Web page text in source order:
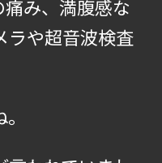
み、満腹感な
ラや超音波検査